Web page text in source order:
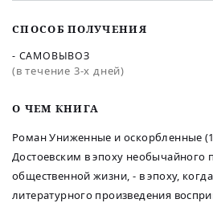
O ЧЕМ КНИГА
Роман Униженные и оскорбленные
Достоевским в эпоху необычайного
общественной жизни, - в эпоху,
литературного произведения
СПОСОБ ПОЛУЧЕНИЯ
- САМОВЫВОЗ
(в течение 3-х дней)